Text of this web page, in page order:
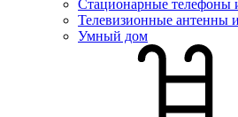
Стационарные телефоны
Телевизионные антенны
Умный дом